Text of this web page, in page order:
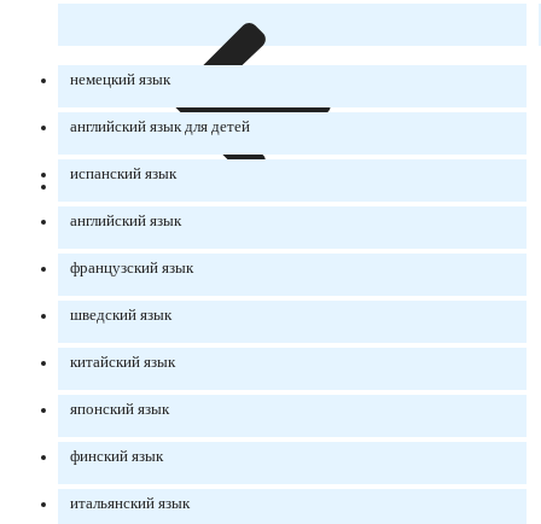
немецкий язык
английский язык для детей
испанский язык
английский язык
французский язык
шведский язык
китайский язык
японский язык
финский язык
итальянский язык